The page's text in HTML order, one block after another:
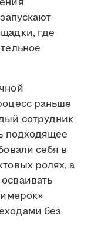
где
раньше
сотрудник
подходящее
себя в
ролях, а
без